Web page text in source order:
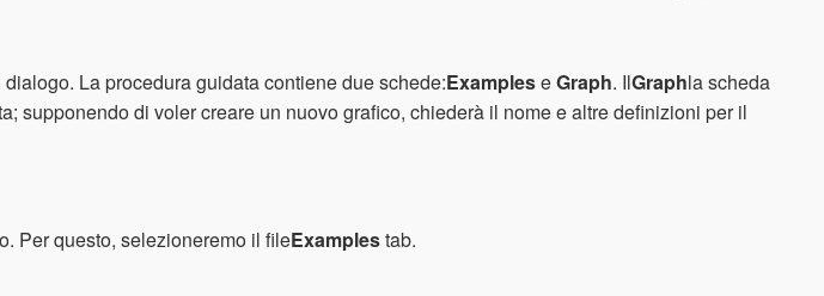
La procedura guidata contiene due schede:ExampleseGraph. IlGraphla scheda
supponendo di voler creare un nuovo grafico, chiederà il nome e altre definizioni per il
Per questo, selezioneremo il fileExamplestab.